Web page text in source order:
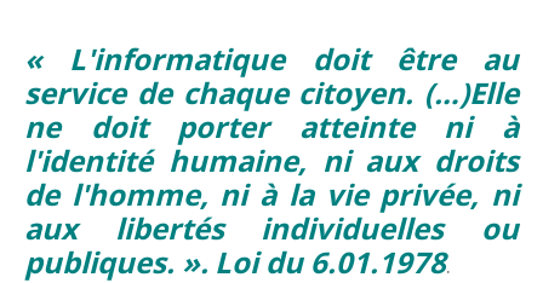
« L'informatique doit être au
service de chaque citoyen. (…)Elle
ne doit porter atteinte ni à
l'identité humaine, ni aux droits
de l'homme, ni à la vie privée, ni
aux libertés individuelles ou
publiques. ». Loi du 6.01.1978.